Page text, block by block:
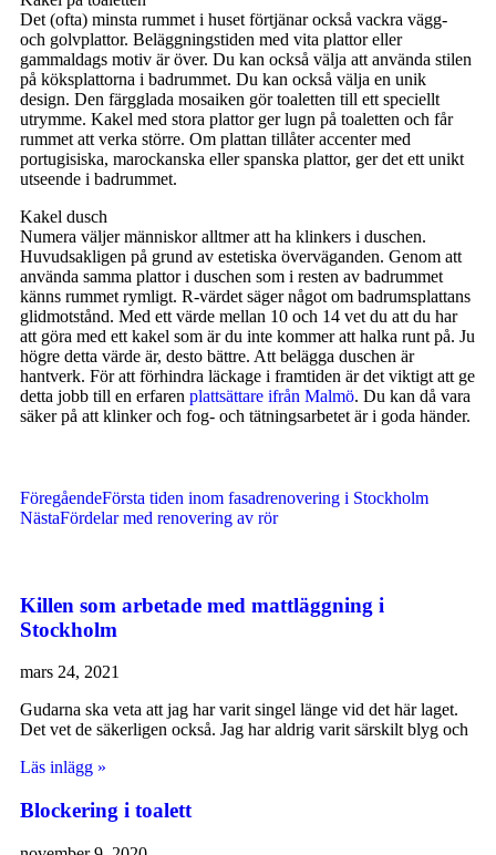
Det (ofta) minsta rummet i huset förtjänar också vackra vägg-
och golvplattor. Beläggningstiden med vita plattor eller
gammaldags motiv är över. Du kan också välja att använda stilen
på köksplattorna i badrummet. Du kan också välja en unik
design. Den färgglada mosaiken gör toaletten till ett speciellt
utrymme. Kakel med stora plattor ger lugn på toaletten och får
rummet att verka större. Om plattan tillåter accenter med
portugisiska, marockanska eller spanska plattor, ger det ett unikt
utseende i badrummet.
Kakel dusch
Numera väljer människor alltmer att ha klinkers i duschen.
Huvudsakligen på grund av estetiska överväganden. Genom att
använda samma plattor i duschen som i resten av badrummet
känns rummet rymligt. R-värdet säger något om badrumsplattans
glidmotstånd. Med ett värde mellan 10 och 14 vet du att du har
att göra med ett kakel som är du inte kommer att halka runt på. Ju
högre detta värde är, desto bättre. Att belägga duschen är
hantverk. För att förhindra läckage i framtiden är det viktigt att ge
detta jobb till en erfaren plattsättare ifrån Malmö. Du kan då vara
säker på att klinker och fog- och tätningsarbetet är i goda händer.
FöregåendeFörsta tiden inom fasadrenovering i Stockholm
NästaFördelar med renovering av rör
Killen som arbetade med mattläggning i
Stockholm
mars 24, 2021
Gudarna ska veta att jag har varit singel länge vid det här laget.
Det vet de säkerligen också. Jag har aldrig varit särskilt blyg och
Läs inlägg »
Blockering i toalett